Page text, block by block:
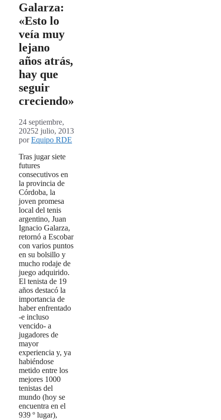
Galarza:
«Esto lo
veía muy
lejano
años atrás,
hay que
seguir
creciendo»
24 septiembre,
20252 julio, 2013
porEquipo RDE
Tras jugar siete
futures
consecutivos en
la provincia de
Córdoba, la
joven promesa
local del tenis
argentino, Juan
Ignacio Galarza,
retornó a Escobar
con varios puntos
en su bolsillo y
mucho rodaje de
juego adquirido.
El tenista de 19
años destacó la
importancia de
haber enfrentado
-e incluso
vencido- a
jugadores de
mayor
experiencia y, ya
habiéndose
metido entre los
mejores 1000
tenistas del
mundo (hoy se
encuentra en el
939 º lugar),